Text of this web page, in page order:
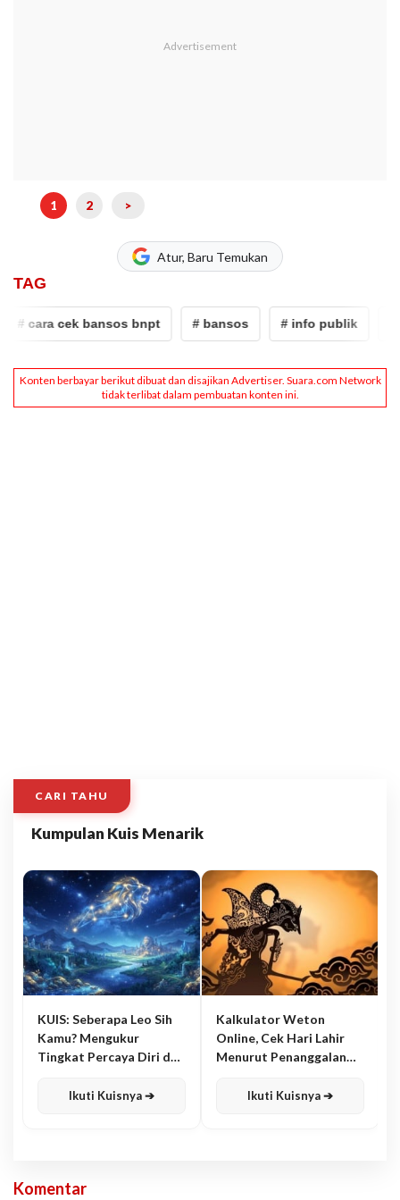
1 2 >
Atur, Baru Temukan
TAG
cara cek bansos bnpt # bansos # info publik
CARI TAHU
Kumpulan Kuis Menarik
KUIS: Seberapa Leo Sih
Kamu? Mengukur
Tingkat Percaya Diri dan
Ikuti Kuisnya ➔
Kalkulator Weton
Online, Cek Hari Lahir
Menurut Penanggalan
Ikuti Kuisnya ➔
Komentar